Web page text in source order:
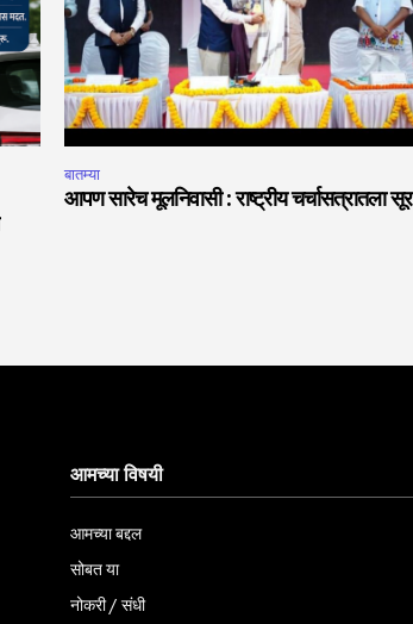
बातम्या
आपण सारेच मूलनिवासी : राष्ट्रीय चर्चासत्रातला सूर
आमच्या विषयी
आमच्या बद्दल
सोबत या
नोकरी / संधी